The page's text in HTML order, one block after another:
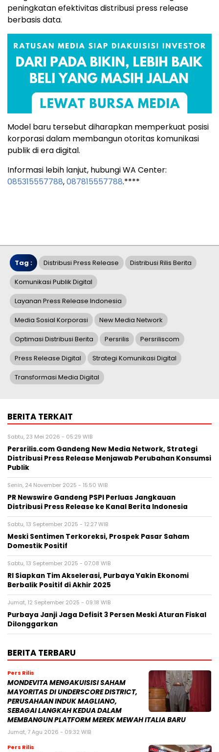
peningkatan efektivitas distribusi press release
berbasis data.
Model baru tersebut diharapkan memperkuat posisi
korporasi dalam membangun otoritas komunikasi
publik di era digital.
Informasi lebih lanjut, hubungi WA Center:
085315557788,087815557788.****
Tag : Distribusi Press Release Distribusi Rilis Berita
Komunikasi Publik Digital
Layanan Press Release Indonesia
Media Sosial Korporasi New Media Network
Optimasi Distribusi Berita Persrilis Persriliscom
Press Release Digital Strategi Komunikasi Digital
Transformasi Media Digital
BERITA TERKAIT
Sabtu, 23 Mei 2026 - 05:29 WIB
Persrilis.com Gandeng New Media Network, Strategi
Distribusi Press Release Menjawab Perubahan Konsumsi
Publik
Senin, 24 November 2025 - 15:50 WIB
PR Newswire Gandeng PSPI Perluas Jangkauan
Distribusi Press Release ke Kanal Berita Indonesia
Sabtu, 13 September 2025 - 12:27 WIB
Meski Sentimen Terkoreksi, Prospek Pasar Saham
Domestik Positif
Sabtu, 13 September 2025 - 07:08 WIB
RI Siapkan Tim Akselerasi, Purbaya Yakin Ekonomi
Berbalik Positif di Akhir 2025
Jumat, 12 September 2025 - 09:18 WIB
Purbaya Janji Jaga Defisit 3 Persen Meski Aturan Fiskal
Dilonggarkan
BERITA TERBARU
Pers Rilis
MONDEVITA MENGAKUISISI SAHAM
MAYORITAS DI UNDERSCORE DISTRICT,
PERUSAHAAN INDUK MAGLIANO,
SEBAGAI LANGKAH KEDUA DALAM
MEMBANGUN PLATFORM MEREK MEWAH ITALIA BARU
Jumat, 7 Agu 2026 - 09:32 WIB
Pers Rilis